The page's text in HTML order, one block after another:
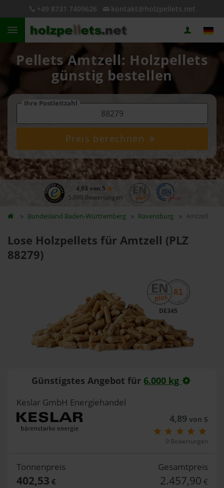
+49 8731 7409626 kontakt@holzpellets.net
Pellets Amtzell: Holzpellets
günstig bestellen
Ihre Postleitzahl
Preis berechnen
4,93 von 5
5.090 Bewertungen
Bundesland Baden-Württemberg Ravensburg Amtzell
Lose Holzpellets für Amtzell (PLZ
88279)
DE345
Günstigstes Angebot für 6.000 kg
Keslar GmbH Energiehandel
4,89von 5
9 Bewertungen
Tonnenpreis
402,53 €
Gesamtpreis
2.457,90 €